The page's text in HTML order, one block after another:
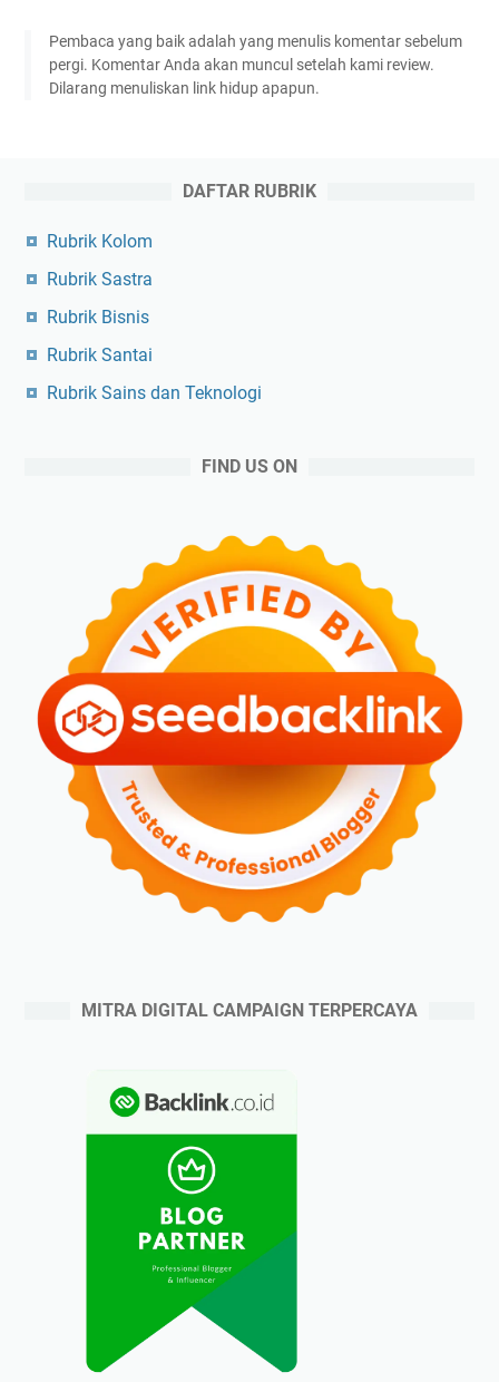
Pembaca yang baik adalah yang menulis komentar sebelum
pergi. Komentar Anda akan muncul setelah kami review.
Dilarang menuliskan link hidup apapun.
DAFTAR RUBRIK
Rubrik Kolom
Rubrik Sastra
Rubrik Bisnis
Rubrik Santai
Rubrik Sains dan Teknologi
FIND US ON
MITRA DIGITAL CAMPAIGN TERPERCAYA